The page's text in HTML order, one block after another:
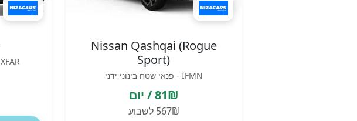
Nissan Qashqai (Rogue
Sport)
IFMN - פנאי שטח בינוני ידני
81₪ / יום
567₪ לשבוע
XFAR - פנאי שטח מיוחד אוטומט